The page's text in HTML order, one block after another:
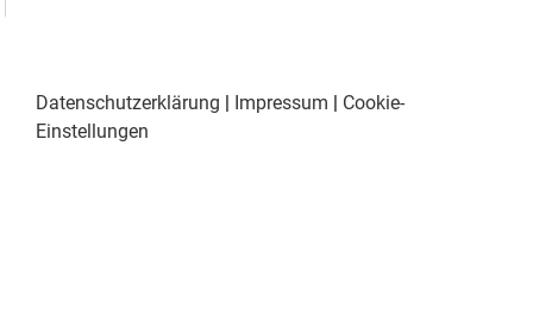
Datenschutzerklärung | Impressum | Cookie-
Einstellungen